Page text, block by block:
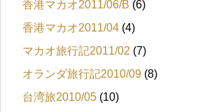
香港マカオ2011/06/B (6)
香港マカオ2011/04 (4)
マカオ旅行記2011/02 (7)
オランダ旅行記2010/09 (8)
台湾旅2010/05 (10)